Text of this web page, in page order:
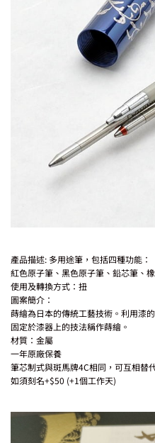
產品描述: 多用途筆，包括四種功能：
紅色原子筆、黑色原子筆、鉛芯筆、
使用及轉換方式：扭
圖案簡介：
蒔繪為日本的傳統工藝技術。利用漆
固定於漆器上的技法稱作蒔繪。
材質：金屬
一年原廠保養
筆芯制式與斑馬牌4C相同，可互相替
如須刻名+$50 (+1個工作天)